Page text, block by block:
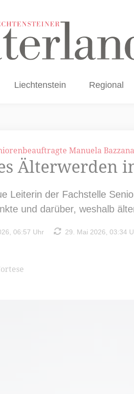
Liechtenstein Regional
Manuela Bazzana
Älterwerden
Leiterin der Fachstelle
und darüber, weshalb
06:57 Uhr 29. Mai 2026, 03:34